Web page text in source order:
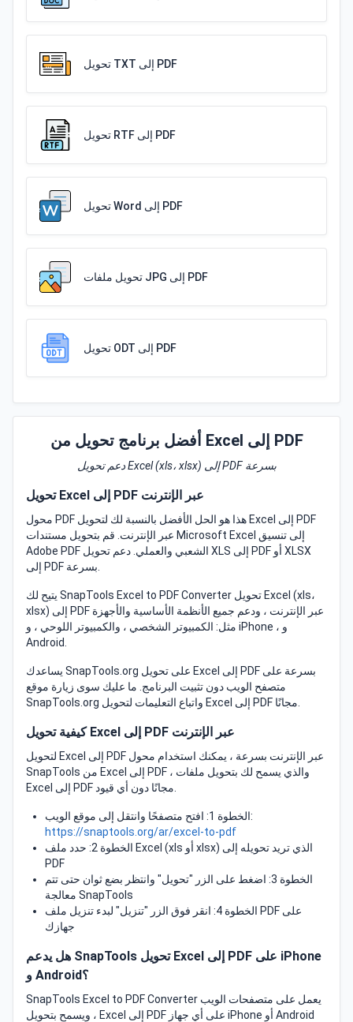
تحويل TXT إلى PDF
تحويل RTF إلى PDF
تحويل Word إلى PDF
تحويل ملفات JPG إلى PDF
تحويل ODT إلى PDF
أفضل برنامج تحويل من Excel إلى PDF
دعم تحويل Excel (xls، xlsx) إلى PDF بسرعة
تحويل Excel إلى PDF عبر الإنترنت
محول PDF هذا هو الحل الأفضل بالنسبة لك لتحويل Excel إلى PDF
عبر الإنترنت. قم بتحويل مستندات Microsoft Excel إلى تنسيق
Adobe PDF الشعبي والعملي. دعم تحويل XLS إلى PDF أو XLSX
يتيح لك SnapTools Excel to PDF Converter تحويل Excel (xls،
xlsx) إلى PDF عبر الإنترنت ، ودعم جميع الأنظمة الأساسية والأجهزة
مثل: الكمبيوتر الشخصي ، والكمبيوتر اللوحي ، و iPhone ، و
Android.
يساعدك SnapTools.org على تحويل Excel إلى PDF بسرعة على
متصفح الويب دون تثبيت البرنامج. ما عليك سوى زيارة موقع
كيفية تحويل Excel إلى PDF عبر الإنترنت
لتحويل Excel إلى PDF عبر الإنترنت بسرعة ، يمكنك استخدام محول
SnapTools من Excel إلى PDF ، والذي يسمح لك بتحويل ملفات
الخطوة 1: افتح متصفحًا وانتقل إلى موقع الويب:
https://snaptools.org/ar/excel-to-pdf
الخطوة 2: حدد ملف Excel (xls أو xlsx) الذي تريد تحويله إلى
PDF
الخطوة 3: اضغط على الزر "تحويل" وانتظر بضع ثوان حتى تتم
معالجة SnapTools
الخطوة 4: انقر فوق الزر "تنزيل" لبدء تنزيل ملف PDF على
جهازك
هل يدعم SnapTools تحويل Excel إلى PDF على iPhone
و Android؟
SnapTools Excel to PDF Converter يعمل على متصفحات الويب
، ويسمح بتحويل Excel إلى PDF على أي جهاز iPhone أو Android